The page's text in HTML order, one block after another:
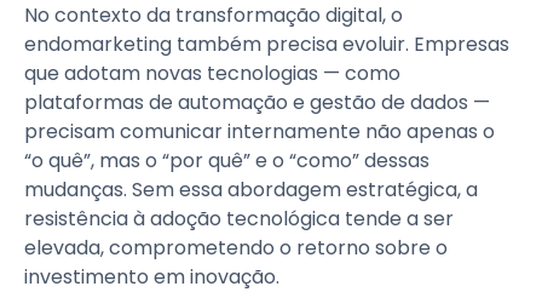
No contexto da transformação digital, o
endomarketing também precisa evoluir. Empresas
que adotam novas tecnologias — como
plataformas de automação e gestão de dados —
precisam comunicar internamente não apenas o
“o quê”, mas o “por quê” e o “como” dessas
mudanças. Sem essa abordagem estratégica, a
resistência à adoção tecnológica tende a ser
elevada, comprometendo o retorno sobre o
investimento em inovação.